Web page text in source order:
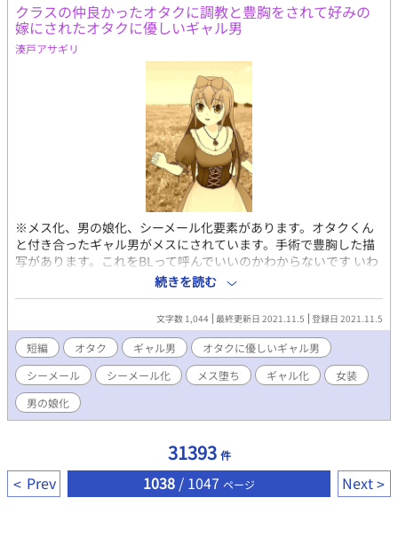
クラスの仲良かったオタクに調教と豊胸をされて好みの
嫁にされたオタクに優しいギャル男
湊戸アサギリ
※メス化、男の娘化、シーメール化要素があります。オタクくん
と付き合ったギャル男がメスにされています。手術で豊胸した描
写があります。これをBLって呼んでいいのかわからないです いわ
ゆるオタクに優しいギャル男の話になります。色々ご想像にお任
せします。本番はありませんが下ネタ言ってますのでR15です 閲
覧ありがとうございます。他の作品もよろしくお願いします
続きを読む
文字数 1,044 最終更新日 2021.11.5 登録日 2021.11.5
短編 オタク ギャル男
オタクに優しいギャル男
シーメール
シーメール化 メス堕ち ギャル化
女装
男の娘化
31393 件
Prev 1038 / 1047 ページ Next